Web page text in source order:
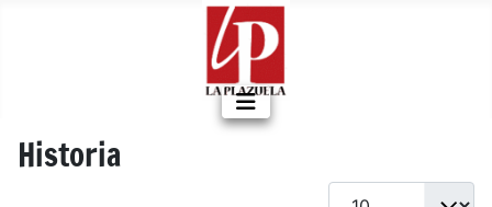
Historia
Cantidad a mostrar